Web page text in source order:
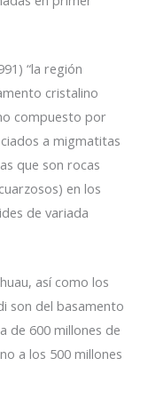
“la región
cristalino
compuesto por
a migmatitas
que son rocas
en los
de variada
así como los
son del basamento
de 600 millones de
a los 500 millones